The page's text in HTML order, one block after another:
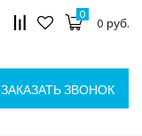
0 0 руб.
ЗАКАЗАТЬ ЗВОНОК